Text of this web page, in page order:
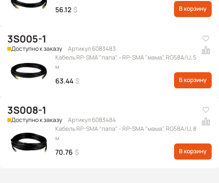
56.12 $ В корзину
3S005-1
Доступно к заказу
Артикул 6083483
Кабель RP-SMA "папа" - RP-SMA "мама", RG58A/U, 5
м
63.44 $ В корзину
3S008-1
Доступно к заказу
Артикул 6083484
Кабель RP-SMA "папа" - RP-SMA "мама", RG58A/U, 8
м
70.76 $ В корзину